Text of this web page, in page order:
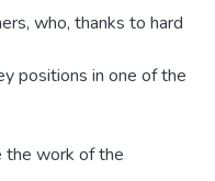
who, thanks to hard
positions in one of the
the work of the